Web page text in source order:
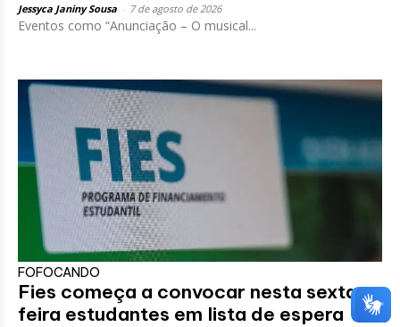
Jessyca Janiny Sousa 7 de agosto de 2026
Eventos como “Anunciação – O musical...
FOFOCANDO
Fies começa a convocar nesta sexta-
feira estudantes em lista de espera